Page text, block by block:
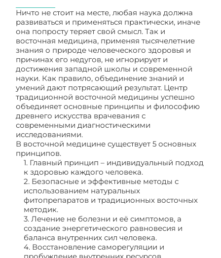
Ничто не стоит на месте, любая наука должна
развиваться и применяться практически, иначе
она попросту теряет свой смысл. Так и
восточная медицина, применяя тысячелетние
знания о природе человеческого здоровья и
причинах его недугов, не игнорирует и
достижения западной школы и современной
науки. Как правило, объединение знаний и
умений дают потрясающий результат. Центр
традиционной восточной медицины успешно
объединяет основные принципы и философию
древнего искусства врачевания с
современными диагностическими
исследованиями.
В восточной медицине существует 5 основных
принципов.
1. Главный принцип – индивидуальный подход
к здоровью каждого человека.
2. Безопасные и эффективные методы с
использованием натуральных
фитопрепаратов и традиционных восточных
методик.
3. Лечение не болезни и её симптомов, а
создание энергетического равновесия и
баланса внутренних сил человека.
4. Восстановление саморегуляции и